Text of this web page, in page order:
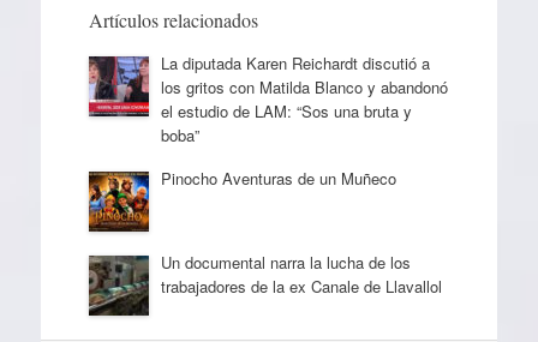
Artículos relacionados
La diputada Karen Reichardt discutió a
los gritos con Matilda Blanco y abandonó
el estudio de LAM: “Sos una bruta y
boba”
Pinocho Aventuras de un Muñeco
Un documental narra la lucha de los
trabajadores de la ex Canale de Llavallol